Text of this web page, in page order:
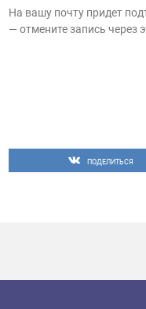
На вашу почту придет
— отмените запись через
ПОДЕЛИТЬСЯ